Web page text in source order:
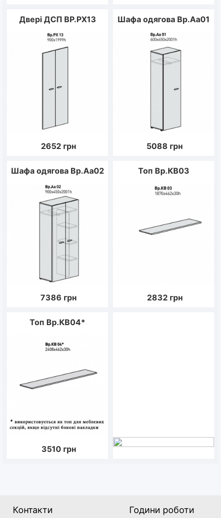
Двері ДСП ВР.РХ13
2652 грн
Шафа одягова Вр.Аа01
5088 грн
Шафа одягова Вр.Аа02
7386 грн
Топ Вр.КВ03
2832 грн
Топ Вр.КВ04*
3510 грн
Контакти Години роботи